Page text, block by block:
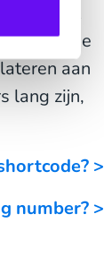
het
zal het de
aan
lang zijn,
>
number? >